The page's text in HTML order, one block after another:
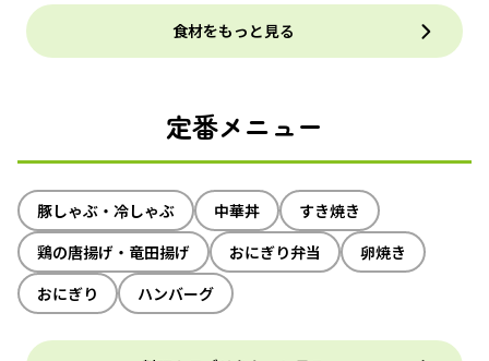
食材をもっと見る
定番メニュー
豚しゃぶ・冷しゃぶ 中華丼
すき焼き
鶏の唐揚げ・竜田揚げ
おにぎり弁当
卵焼き
おにぎり
ハンバーグ